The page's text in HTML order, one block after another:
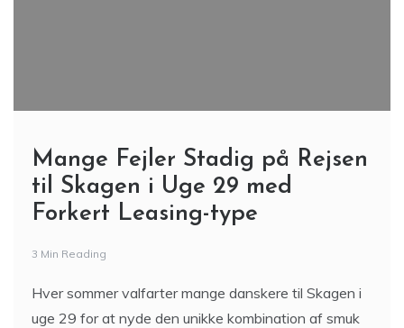
Mange Fejler Stadig på Rejsen
til Skagen i Uge 29 med
Forkert Leasing-type
3 Min Reading
Hver sommer valfarter mange danskere til Skagen i
uge 29 for at nyde den unikke kombination af smuk